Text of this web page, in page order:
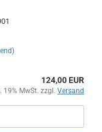
124,00 EUR
19% MwSt. zzgl. Versand